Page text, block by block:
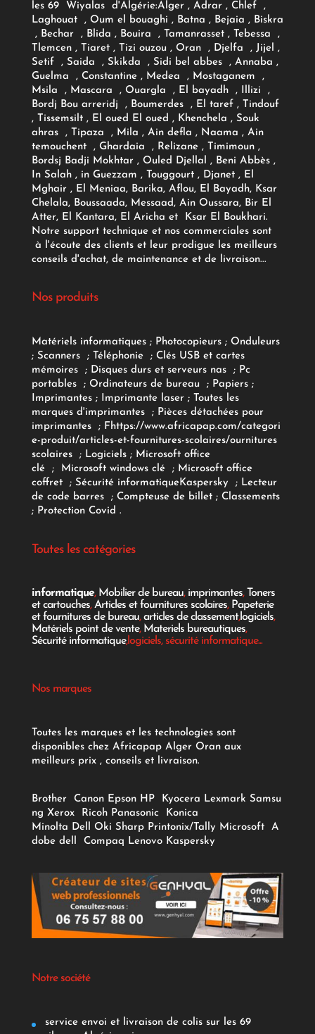
les 69 Wiyalas d'Algérie:Alger , Adrar, Chlef ,
Laghouat , Oum el bouaghi , Batna , Bejaia , Biskra
, Bechar , Blida , Bouira , Tamanrasset , Tebessa ,
Tlemcen , Tiaret , Tizi ouzou , Oran , Djelfa , Jijel ,
Setif , Saida , Skikda , Sidi bel abbes , Annaba ,
Guelma , Constantine , Medea , Mostaganem ,
Msila , Mascara , Ouargla , El bayadh , Illizi ,
Bordj Bou arreridj , Boumerdes , El taref , Tindouf
, Tissemsilt , El oued El oued , Khenchela , Souk
ahras , Tipaza , Mila , Ain defla , Naama , Ain
temouchent , Ghardaia , Relizane , Timimoun ,
Bordsj Badji Mokhtar , Ouled Djellal , Beni Abbès ,
In Salah , in Guezzam , Touggourt , Djanet , El
Mghair , El Meniaa, Barika, Aflou, El Bayadh, Ksar
Chelala, Boussaada, Messaad, Ain Oussara, Bir El
Atter, El Kantara, El Aricha et Ksar El Boukhari.
Notre support technique et nos commerciales sont
à l'écoute des clients et leur prodigue les meilleurs
conseils d'achat, de maintenance et de livraison...
Nos produits
Matériels informatiques; Photocopieurs; Onduleurs
; Scanners ; Téléphonie ; Clés USB et cartes
mémoires
; Disques durs et serveurs nas ; Pc
portables
; Ordinateurs de bureau ; Papiers;
Imprimantes;Imprimante laser; Toutes les
marques d'imprimantes
; Pièces détachées pour
imprimantes
; Fhttps://www.africapap.com/categori
e-produit/articles-et-fournitures-scolaires/ournitures
scolaires; Logiciels ; Microsoft office
clé
; Microsoft windows clé; Microsoft office
coffret ; Sécurité informatiqueKaspersky ; Lecteur
de code barres
; Compteuse de billet; Classements
; Protection Covid .
Toutes les catégories
informatique, Mobilier de bureau, imprimantes,Toners
et cartouches,Articles et fournitures scolaires, Papeterie
et fournitures de bureau,articles de classement,logiciels,
Matériels point de vente, Materiels bureautiques,
Sécurité informatique,logiciels, sécurité informatique...
Nos marques
Toutes les marques et les technologies sont
disponibles chez Africapap Alger Oran aux
meilleurs prix , conseils et livraison.
Brother Canon Epson HP Kyocera Lexmark Samsu
ng Xerox Ricoh Panasonic
Konica
Minolta Dell Oki Sharp Printonix/Tally Microsoft
A
dobe dell Compaq Lenovo Kaspersky
Notre société
service envoi et livraison de colis sur les 69